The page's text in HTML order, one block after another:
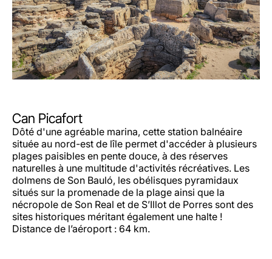
Can Picafort
Dôté d'une agréable marina, cette station balnéaire
située au nord-est de lîle permet d'accéder à plusieurs
plages paisibles en pente douce, à des réserves
naturelles à une multitude d'activités récréatives. Les
dolmens de Son Bauló, les obélisques pyramidaux
situés sur la promenade de la plage ainsi que la
nécropole de Son Real et de S’Illot de Porres sont des
sites historiques méritant également une halte !
Distance de l’aéroport : 64 km.